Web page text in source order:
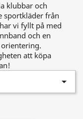
klubbar och
sportkläder från
vi fyllt på med
och en
att köpa
